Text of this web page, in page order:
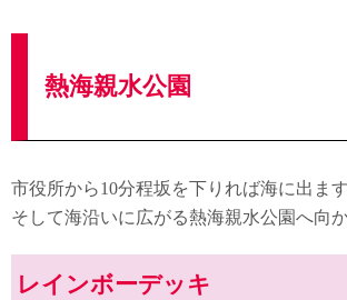
熱海親水公園
市役所から10分程坂を下りれば海に出ます
そして海沿いに広がる熱海親水公園へ向か
レインボーデッキ